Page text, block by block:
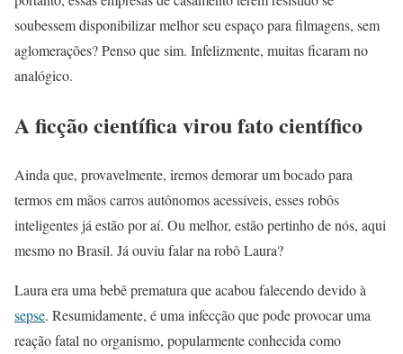
soubessem disponibilizar melhor seu espaço para filmagens, sem
aglomerações? Penso que sim. Infelizmente, muitas ficaram no
analógico.
A ficção científica virou fato científico
Ainda que, provavelmente, iremos demorar um bocado para
termos em mãos carros autônomos acessíveis, esses robôs
inteligentes já estão por aí. Ou melhor, estão pertinho de nós, aqui
mesmo no Brasil. Já ouviu falar na robô Laura?
Laura era uma bebê prematura que acabou falecendo devido à
sepse. Resumidamente, é uma infecção que pode provocar uma
reação fatal no organismo, popularmente conhecida como